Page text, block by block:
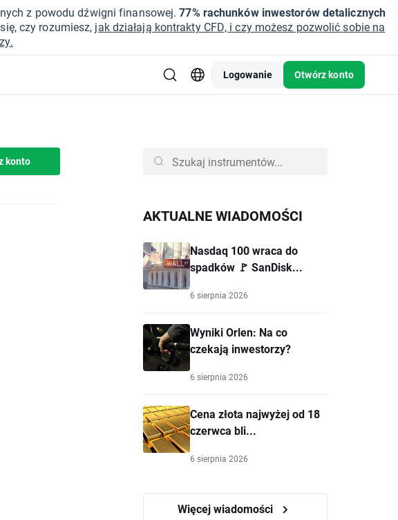
z powodu dźwigni finansowej.77% rachunków inwestorów detalicznych
czy rozumiesz, jak działają kontrakty CFD, i czy możesz pozwolić sobie na
Logowanie Otwórz konto
konto
AKTUALNE WIADOMOŚCI
Nasdaq 100 wraca do
spadków 🚩 SanDisk...
6 sierpnia 2026
Wyniki Orlen: Na co
czekają inwestorzy?
6 sierpnia 2026
Cena złota najwyżej od 18
czerwca bli...
6 sierpnia 2026
Więcej wiadomości